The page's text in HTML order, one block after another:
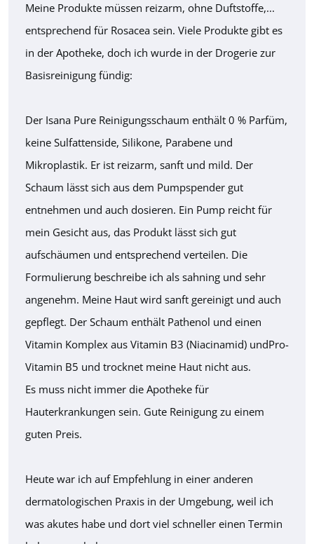
Meine Produkte müssen reizarm, ohne Duftstoffe,...
entsprechend für Rosacea sein. Viele Produkte gibt es
in der Apotheke, doch ich wurde in der Drogerie zur
Basisreinigung fündig:
Der Isana Pure Reinigungsschaum enthält 0 % Parfüm,
keine Sulfattenside, Silikone, Parabene und
Mikroplastik. Er ist reizarm, sanft und mild. Der
Schaum lässt sich aus dem Pumpspender gut
entnehmen und auch dosieren. Ein Pump reicht für
mein Gesicht aus, das Produkt lässt sich gut
aufschäumen und entsprechend verteilen. Die
Formulierung beschreibe ich als sahning und sehr
angenehm. Meine Haut wird sanft gereinigt und auch
gepflegt. Der Schaum enthält Pathenol und einen
Vitamin Komplex aus Vitamin B3 (Niacinamid) undPro-
Vitamin B5 und trocknet meine Haut nicht aus.
Es muss nicht immer die Apotheke für
Hauterkrankungen sein. Gute Reinigung zu einem
guten Preis.
Heute war ich auf Empfehlung in einer anderen
dermatologischen Praxis in der Umgebung, weil ich
was akutes habe und dort viel schneller einen Termin